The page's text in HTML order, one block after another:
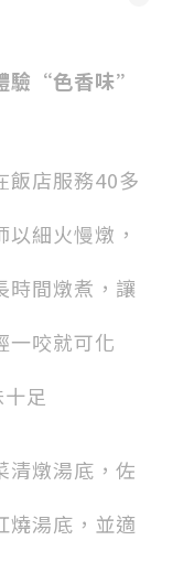
驗“色香味”
飯店服務40多
細火慢燉，
時間燉煮，讓
一咬就可化
足
清燉湯底，佐
燒湯底，並適